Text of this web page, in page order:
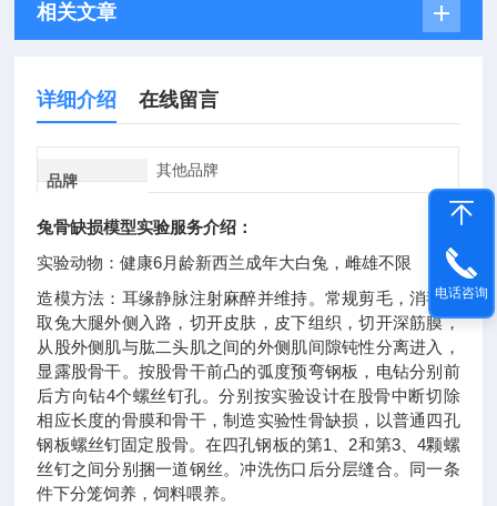
相关文章
详细介绍 在线留言
品牌
其他品牌
兔骨缺损模型实验服务介绍：
实验动物：健康6月龄新西兰成年大白兔，雌雄不限
造模方法：耳缘静脉注射麻醉并维持。常规剪毛，消毒。
取兔大腿外侧入路，切开皮肤，皮下组织，切开深筋膜，
从股外侧肌与肱二头肌之间的外侧肌间隙钝性分离进入，
显露股骨干。按股骨干前凸的弧度预弯钢板，电钻分别前
后方向钻4个螺丝钉孔。分别按实验设计在股骨中断切除
相应长度的骨膜和骨干，制造实验性骨缺损，以普通四孔
钢板螺丝钉固定股骨。在四孔钢板的第1、2和第3、4颗螺
丝钉之间分别捆一道钢丝。冲洗伤口后分层缝合。同一条
件下分笼饲养，饲料喂养。
电话咨询